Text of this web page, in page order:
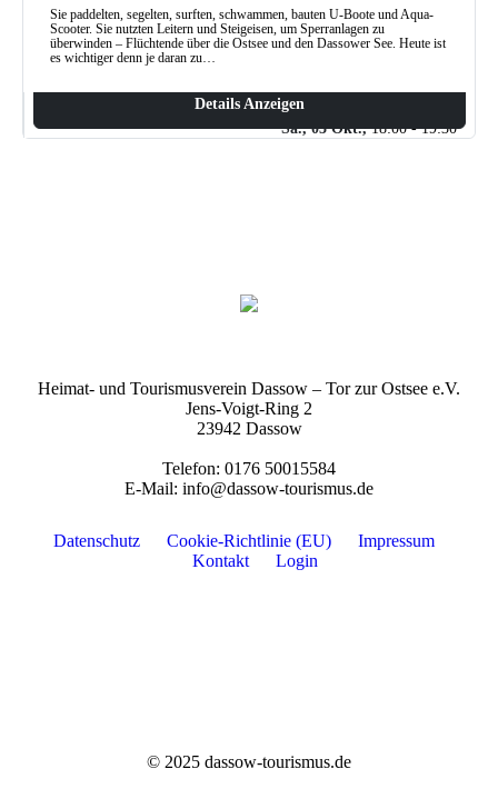
Sie paddelten, segelten, surften, schwammen, bauten U-Boote und Aqua-
Scooter. Sie nutzten Leitern und Steigeisen, um Sperranlagen zu
überwinden – Flüchtende über die Ostsee und den Dassower See. Heute ist
es wichtiger denn je daran zu…
Sa., 03 Okt.,18:00 - 19:30
Details Anzeigen
Heimat- und Tourismusverein Dassow – Tor zur Ostsee e.V.
Jens-Voigt-Ring 2
23942 Dassow
Telefon: 0176 50015584
E-Mail: info@dassow-tourismus.de
Datenschutz Cookie-Richtlinie (EU)
Impressum
Kontakt
Login
© 2025 dassow-tourismus.de